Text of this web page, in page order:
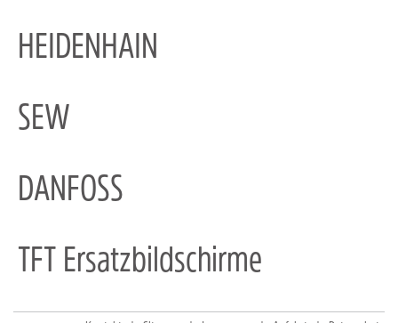
HEIDENHAIN
SEW
DANFOSS
TFT Ersatzbildschirme